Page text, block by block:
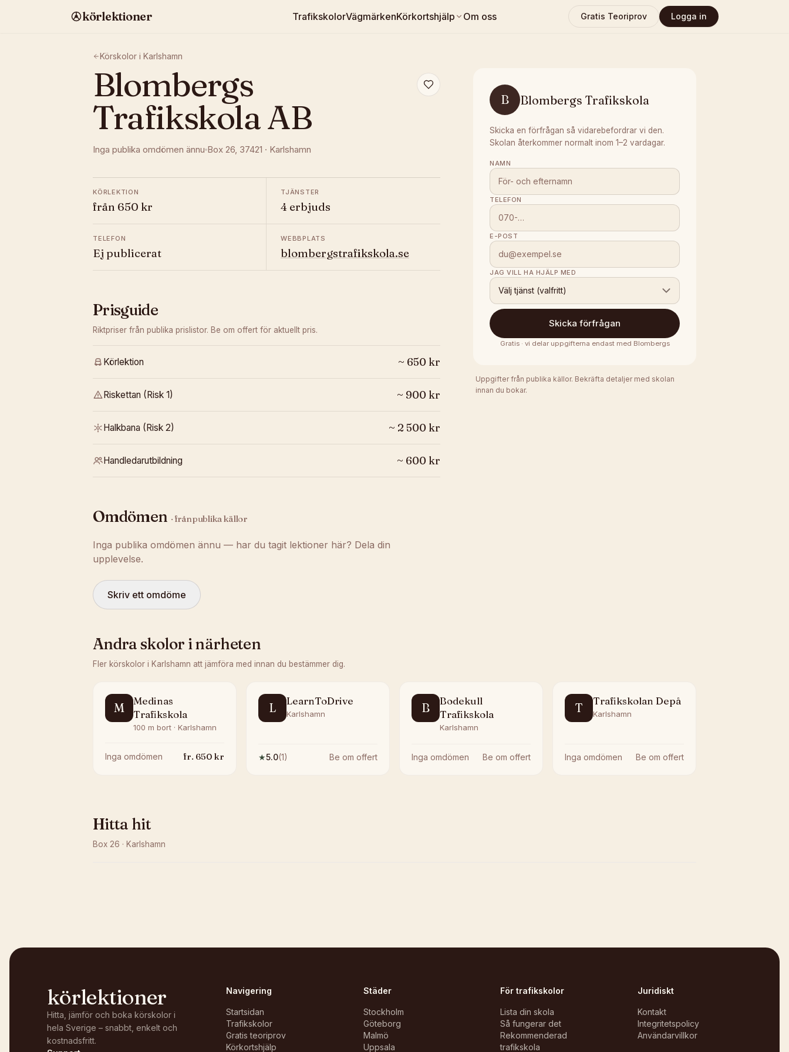
körlektioner TrafikskolorVägmärkenKörkortshjälp Om oss Gratis Teoriprov Logga in
Körskolor i Karlshamn
Blombergs
Trafikskola AB
Inga publika omdömen ännu Box 26, 37421 · Karlshamn
KÖRLEKTION
från 650 kr
TJÄNSTER
4 erbjuds
TELEFON
Ej publicerat
WEBBPLATS
blombergstrafikskola.se
Prisguide
Riktpriser från publika prislistor. Be om offert för aktuellt pris.
Körlektion ~ 650 kr
Riskettan (Risk 1) ~ 900 kr
Halkbana (Risk 2) ~ 2 500 kr
Handledarutbildning ~ 600 kr
Omdömen · från publika källor
Inga publika omdömen ännu — har du tagit lektioner här? Dela din
upplevelse.
Skriv ett omdöme
B Blombergs Trafikskola
Skicka en förfrågan så vidarebefordrar vi den.
Skolan återkommer normalt inom 1–2 vardagar.
NAMN
TELEFON
E-POST
JAG VILL HA HJÄLP MED
Välj tjänst (valfritt)
Skicka förfrågan
Gratis · vi delar uppgifterna endast med Blombergs
Uppgifter från publika källor. Bekräfta detaljer med skolan
innan du bokar.
Andra skolor i närheten
Fler körskolor i Karlshamn att jämföra med innan du bestämmer dig.
M
Medinas
Trafikskola
100 m bort · Karlshamn
Inga omdömen fr. 650 kr
L LearnToDrive
Karlshamn
★5.0(1) Be om offert
B
Bodekull
Trafikskola
Karlshamn
Inga omdömen Be om offert
T Trafikskolan Depå
Karlshamn
Inga omdömen Be om offert
Hitta hit
Box 26 · Karlshamn
körlektioner
Hitta, jämför och boka körskolor i
hela Sverige – snabbt, enkelt och
kostnadsfritt.
Navigering
Startsidan
Trafikskolor
Gratis teoriprov
Körkortshjälp
Städer
Stockholm
Göteborg
Malmö
Uppsala
För trafikskolor
Lista din skola
Så fungerar det
Rekommenderad
trafikskola
Juridiskt
Kontakt
Integritetspolicy
Användarvillkor